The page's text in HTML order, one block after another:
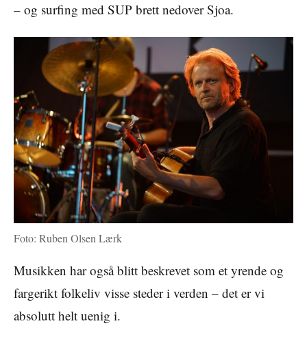
– og surfing med SUP brett nedover Sjoa.
Foto: Ruben Olsen Lærk
Musikken har også blitt beskrevet som et yrende og
fargerikt folkeliv visse steder i verden – det er vi
absolutt helt uenig i.